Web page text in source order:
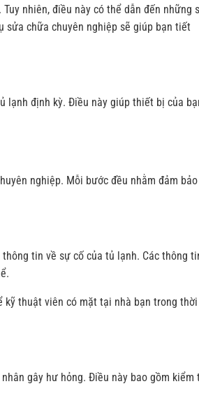
nhiên, điều này có thể dẫn đến những
sửa chữa chuyên nghiệp sẽ giúp bạn tiết
lạnh định kỳ. Điều này giúp thiết bị của
nghiệp. Mỗi bước đều nhằm đảm bảo
tin về sự cố của tủ lạnh. Các thông
kỹ thuật viên có mặt tại nhà bạn trong thời
gây hư hỏng. Điều này bao gồm kiểm